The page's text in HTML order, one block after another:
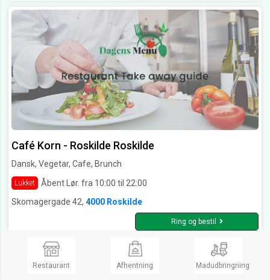
Café Korn - Roskilde Roskilde
Dansk, Vegetar, Cafe, Brunch
Lukket
Åbent Lør. fra 10:00 til 22:00
Skomagergade 42, 4000 Roskilde
Ring og bestil
Restaurant Afhentning Madudbringning